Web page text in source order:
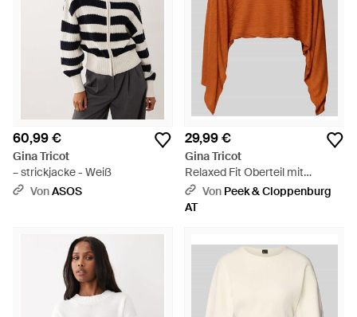
60,99 €
Gina Tricot
– strickjacke - Weiß
VonASOS
29,99 €
Gina Tricot
Relaxed Fit Oberteil mit
Viskose-Anteil Modell 'Poncho'
- Orange
Von Peek & Cloppenburg
AT